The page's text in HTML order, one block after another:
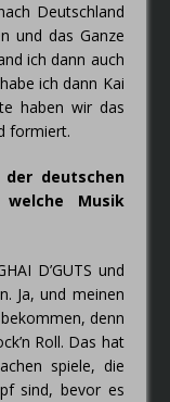
Deutschland
und das Ganze
ich dann auch
ich dann Kai
haben wir das
formiert.
deutschen
Musik
D’GUTS und
Ja, und meinen
denn
Roll. Das hat
spiele, die
sind, bevor es